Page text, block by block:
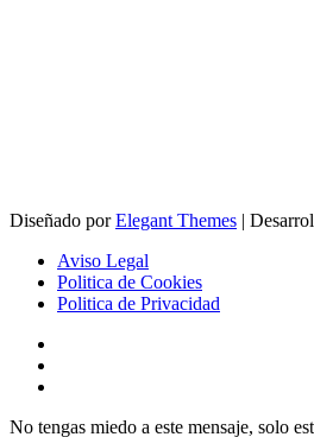
Diseñado porElegant Themes |
Aviso Legal
Politica de Cookies
Politica de Privacidad
No tengas miedo a este mensaje, solo